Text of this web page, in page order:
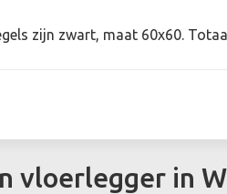
zijn zwart, maat 60x60.
vloerlegger in